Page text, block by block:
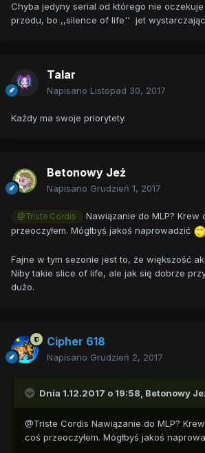
Chyba jedyny serial od którego nie
przodu, bo ,,silence of life'' jet
Talar
Napisano Listopad 30, 2017
Każdy ma swoje priorytety.
Betonowy Jeż
Napisano Grudzień 1, 2017
@Triste Cordis
Nawiązanie do MLP? Krew
przeoczyłem. Mógłbyś jakoś naprowadzić
Fajne w tym sezonie jest to, że większość
Niby takie slice of life, ale jak się dobrze
dużo.
Cipher 618
Napisano Grudzień 2, 2017
Dnia 1.12.2017 o 19:58, Betonowy
@Triste Cordis Nawiązanie do MLP?
coś przeoczyłem. Mógłbyś jakoś